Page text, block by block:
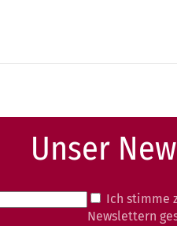
Unser
Ich stimme
Newslettern